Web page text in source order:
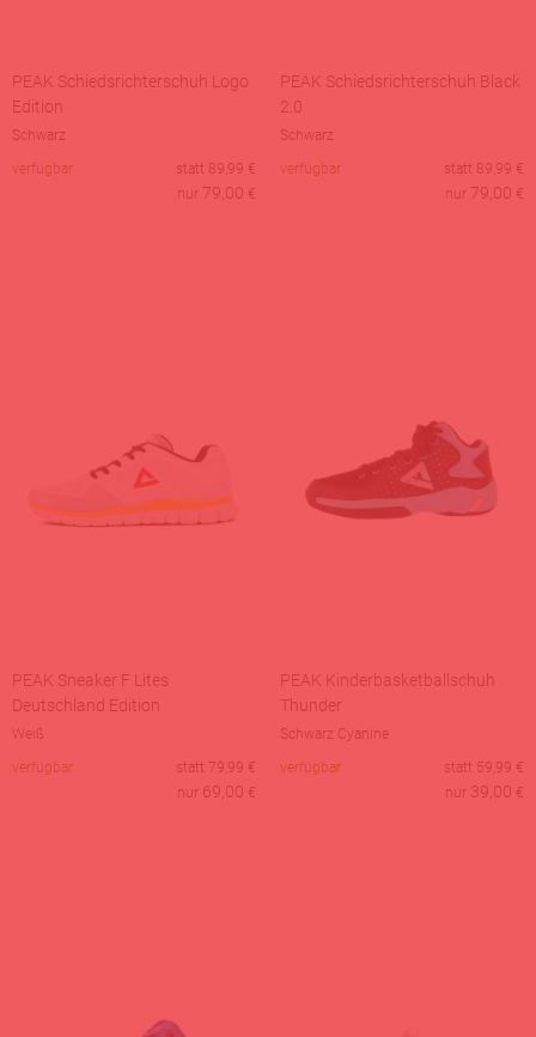
PEAK Schiedsrichterschuh Logo
Edition
Schwarz
verfügbar
statt 89,99 €
nur 79,00 €
PEAK Schiedsrichterschuh Black
2.0
Schwarz
verfügbar
statt 89,99 €
nur 79,00 €
PEAK Sneaker F Lites
Deutschland Edition
Weiß
verfügbar
statt 79,99 €
nur 69,00 €
PEAK Kinderbasketballschuh
Thunder
Schwarz Cyanine
verfügbar
statt 59,99 €
nur 39,00 €